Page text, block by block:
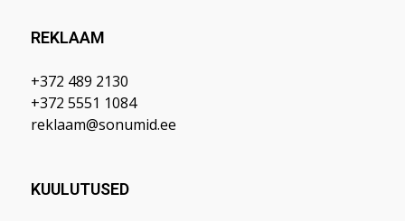
REKLAAM
+372 489 2130
+372 5551 1084
reklaam@sonumid.ee
KUULUTUSED